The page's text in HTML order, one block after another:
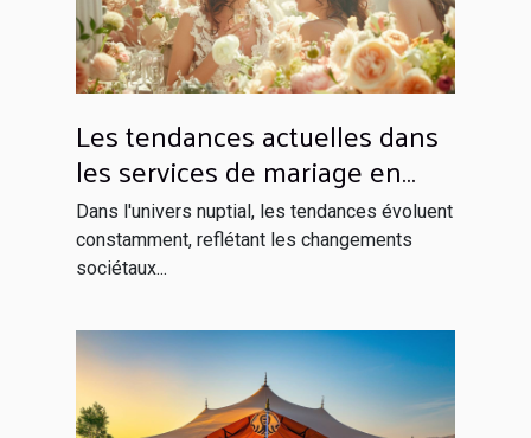
Les tendances actuelles dans
les services de mariage en
France
Dans l'univers nuptial, les tendances évoluent
constamment, reflétant les changements
sociétaux...